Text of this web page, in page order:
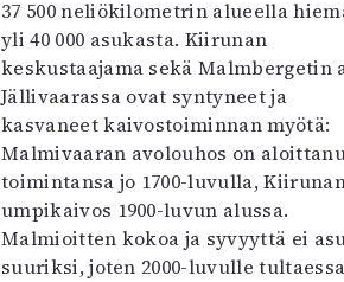
37 500 neliökilometrin alueella
yli 40 000 asukasta. Kiirunan
keskustaajama sekä Malmbergetin
Jällivaarassa ovat syntyneet ja
kasvaneet kaivostoiminnan myötä:
Malmivaaran avolouhos on
toimintansa jo 1700-luvulla,
umpikaivos 1900-luvun alussa.
Malmioitten kokoa ja syvyyttä ei
suuriksi, joten 2000-luvulle